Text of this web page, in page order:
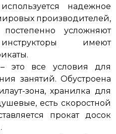
надежное
производителей,
усложняют
имеют
это все условия для
занятий. Обустроена
зона, хранилка для
есть скоростной
прокат досок